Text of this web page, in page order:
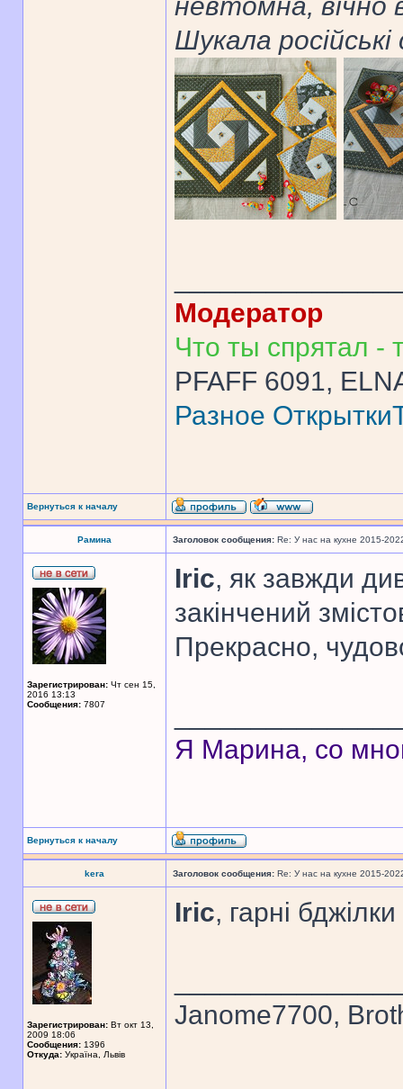
Шукала
Модератор
Что ты спрятал -
PFAFF 6091,
Разное Открытки
Вернуться к началу
Рамина Заголовок сообщения: Re: У нас на кухне 2015-
Зарегистрирован: Чт сен 15,
2016 13:13
Сообщения: 7807
Iric, як завжди
закінчений
Прекрасно,
Я Марина, со
Вернуться к началу
kera Заголовок сообщения: Re: У нас на кухне 2015-
Зарегистрирован: Вт окт 13,
2009 18:06
Сообщения: 1396
Откуда: Україна, Львів
Iric, гарні
Janome7700,